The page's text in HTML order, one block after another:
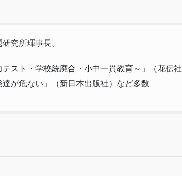
究所琿事長。
スト・学校統廃合・小中一貫教育～」（花伝社
が危ない」（新日本出版社）など多数